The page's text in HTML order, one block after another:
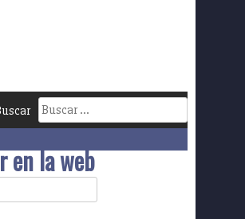
Buscar:
en la web